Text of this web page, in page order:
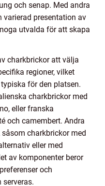
och senap. Med andra
varierad presentation av
utvalda för att skapa
charkbrickor att välja
regioner, vilket
för den platsen.
charkbrickor med
eller franska
och camembert. Andra
charkbrickor med
eller med
av komponenter beror
och